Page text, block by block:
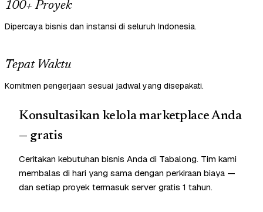
100+ Proyek
Dipercaya bisnis dan instansi di seluruh Indonesia.
Tepat Waktu
Komitmen pengerjaan sesuai jadwal yang disepakati.
Konsultasikan kelola marketplace Anda
— gratis
Ceritakan kebutuhan bisnis Anda di Tabalong. Tim kami
membalas di hari yang sama dengan perkiraan biaya —
dan setiap proyek termasuk server gratis 1 tahun.